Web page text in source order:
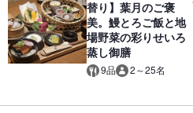
替り】葉月のご褒
美。鰻とろご飯と地
場野菜の彩りせいろ
蒸し御膳
9品 2～25名